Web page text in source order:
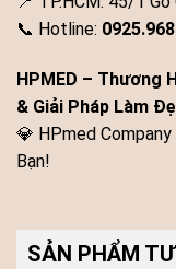
📞 Hotline:
HPMED – Thương
& Giải Pháp Làm
💎 HPmed Company
Bạn!
SẢN PHẨM